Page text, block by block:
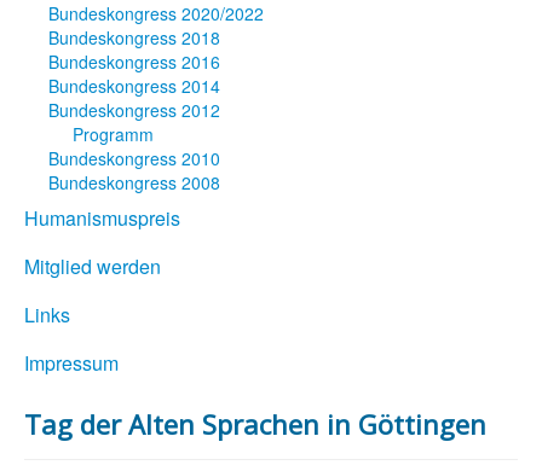
Bundeskongress 2020/2022
Bundeskongress 2018
Bundeskongress 2016
Bundeskongress 2014
Bundeskongress 2012
Programm
Bundeskongress 2010
Bundeskongress 2008
Humanismuspreis
Mitglied werden
Links
Impressum
Tag der Alten Sprachen in Göttingen